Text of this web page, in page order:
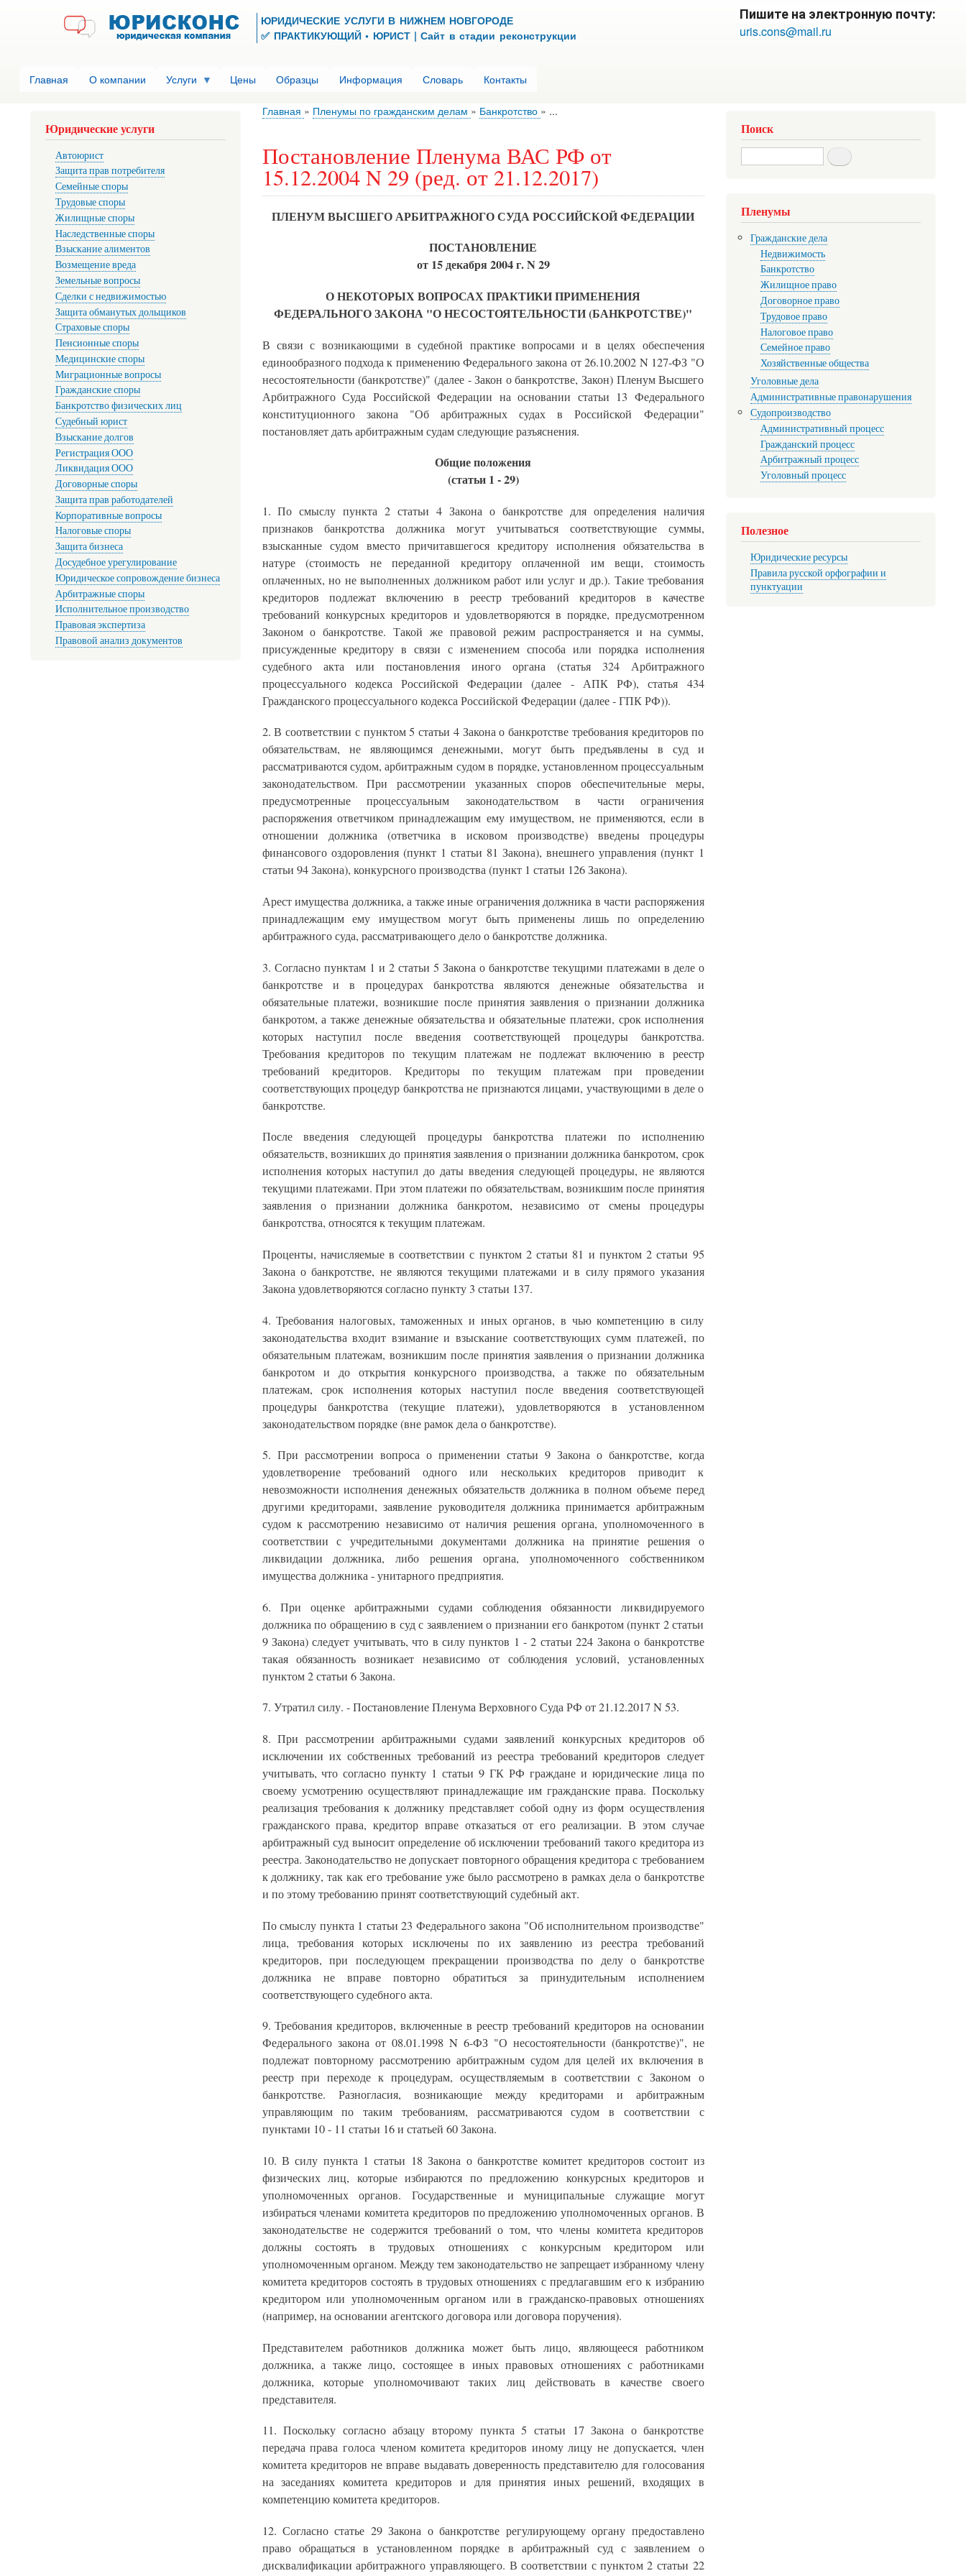
к
основному
ЮРИДИЧЕСКИЕ УСЛУГИ В НИЖНЕМ НОВГОРОДЕ
✅ ПРАКТИКУЮЩИЙ • ЮРИСТ | Сайт в стадии реконструкции
Пишите на электронную почту:
uris.cons@mail.ru
Главная О компании Услуги Цены Образцы Информация Словарь Контакты
Главная Пленумы по гражданским делам Банкротство ...
Постановление Пленума ВАС РФ от
15.12.2004 N 29 (ред. от 21.12.2017)
ПЛЕНУМ ВЫСШЕГО АРБИТРАЖНОГО СУДА РОССИЙСКОЙ ФЕДЕРАЦИИ
ПОСТАНОВЛЕНИЕ
от 15 декабря 2004 г. N 29
О НЕКОТОРЫХ ВОПРОСАХ ПРАКТИКИ ПРИМЕНЕНИЯ
ФЕДЕРАЛЬНОГО ЗАКОНА "О НЕСОСТОЯТЕЛЬНОСТИ (БАНКРОТСТВЕ)"
В связи с возникающими в судебной практике вопросами и в целях обеспечения
единообразного подхода к применению Федерального закона от 26.10.2002 N 127-ФЗ "О
несостоятельности (банкротстве)" (далее - Закон о банкротстве, Закон) Пленум Высшего
Арбитражного Суда Российской Федерации на основании статьи 13 Федерального
конституционного закона "Об арбитражных судах в Российской Федерации"
постановляет дать арбитражным судам следующие разъяснения.
Общие положения
(статьи 1 - 29)
1. По смыслу пункта 2 статьи 4 Закона о банкротстве для определения наличия
признаков банкротства должника могут учитываться соответствующие суммы,
взысканные судом вместо причитавшегося кредитору исполнения обязательства в
натуре (стоимость не переданной кредитору оплаченной им вещи, стоимость
оплаченных, но не выполненных должником работ или услуг и др.). Такие требования
кредиторов подлежат включению в реестр требований кредиторов в качестве
требований конкурсных кредиторов и удовлетворяются в порядке, предусмотренном
Законом о банкротстве. Такой же правовой режим распространяется и на суммы,
присужденные кредитору в связи с изменением способа или порядка исполнения
судебного акта или постановления иного органа (статья 324 Арбитражного
процессуального кодекса Российской Федерации (далее - АПК РФ), статья 434
Гражданского процессуального кодекса Российской Федерации (далее - ГПК РФ)).
2. В соответствии с пунктом 5 статьи 4 Закона о банкротстве требования кредиторов по
обязательствам, не являющимся денежными, могут быть предъявлены в суд и
рассматриваются судом, арбитражным судом в порядке, установленном процессуальным
законодательством. При рассмотрении указанных споров обеспечительные меры,
предусмотренные процессуальным законодательством в части ограничения
распоряжения ответчиком принадлежащим ему имуществом, не применяются, если в
отношении должника (ответчика в исковом производстве) введены процедуры
финансового оздоровления (пункт 1 статьи 81 Закона), внешнего управления (пункт 1
статьи 94 Закона), конкурсного производства (пункт 1 статьи 126 Закона).
Арест имущества должника, а также иные ограничения должника в части распоряжения
принадлежащим ему имуществом могут быть применены лишь по определению
арбитражного суда, рассматривающего дело о банкротстве должника.
3. Согласно пунктам 1 и 2 статьи 5 Закона о банкротстве текущими платежами в деле о
банкротстве и в процедурах банкротства являются денежные обязательства и
обязательные платежи, возникшие после принятия заявления о признании должника
банкротом, а также денежные обязательства и обязательные платежи, срок исполнения
которых наступил после введения соответствующей процедуры банкротства.
Требования кредиторов по текущим платежам не подлежат включению в реестр
требований кредиторов. Кредиторы по текущим платежам при проведении
соответствующих процедур банкротства не признаются лицами, участвующими в деле о
банкротстве.
После введения следующей процедуры банкротства платежи по исполнению
обязательств, возникших до принятия заявления о признании должника банкротом, срок
исполнения которых наступил до даты введения следующей процедуры, не являются
текущими платежами. При этом платежи по обязательствам, возникшим после принятия
заявления о признании должника банкротом, независимо от смены процедуры
банкротства, относятся к текущим платежам.
Проценты, начисляемые в соответствии с пунктом 2 статьи 81 и пунктом 2 статьи 95
Закона о банкротстве, не являются текущими платежами и в силу прямого указания
Закона удовлетворяются согласно пункту 3 статьи 137.
4. Требования налоговых, таможенных и иных органов, в чью компетенцию в силу
законодательства входит взимание и взыскание соответствующих сумм платежей, по
обязательным платежам, возникшим после принятия заявления о признании должника
банкротом и до открытия конкурсного производства, а также по обязательным
платежам, срок исполнения которых наступил после введения соответствующей
процедуры банкротства (текущие платежи), удовлетворяются в установленном
законодательством порядке (вне рамок дела о банкротстве).
5. При рассмотрении вопроса о применении статьи 9 Закона о банкротстве, когда
удовлетворение требований одного или нескольких кредиторов приводит к
невозможности исполнения денежных обязательств должника в полном объеме перед
другими кредиторами, заявление руководителя должника принимается арбитражным
судом к рассмотрению независимо от наличия решения органа, уполномоченного в
соответствии с учредительными документами должника на принятие решения о
ликвидации должника, либо решения органа, уполномоченного собственником
имущества должника - унитарного предприятия.
6. При оценке арбитражными судами соблюдения обязанности ликвидируемого
должника по обращению в суд с заявлением о признании его банкротом (пункт 2 статьи
9 Закона) следует учитывать, что в силу пунктов 1 - 2 статьи 224 Закона о банкротстве
такая обязанность возникает независимо от соблюдения условий, установленных
пунктом 2 статьи 6 Закона.
7. Утратил силу. - Постановление Пленума Верховного Суда РФ от 21.12.2017 N 53.
8. При рассмотрении арбитражными судами заявлений конкурсных кредиторов об
исключении их собственных требований из реестра требований кредиторов следует
учитывать, что согласно пункту 1 статьи 9 ГК РФ граждане и юридические лица по
своему усмотрению осуществляют принадлежащие им гражданские права. Поскольку
реализация требования к должнику представляет собой одну из форм осуществления
гражданского права, кредитор вправе отказаться от его реализации. В этом случае
арбитражный суд выносит определение об исключении требований такого кредитора из
реестра. Законодательство не допускает повторного обращения кредитора с требованием
к должнику, так как его требование уже было рассмотрено в рамках дела о банкротстве
и по этому требованию принят соответствующий судебный акт.
По смыслу пункта 1 статьи 23 Федерального закона "Об исполнительном производстве"
лица, требования которых исключены по их заявлению из реестра требований
кредиторов, при последующем прекращении производства по делу о банкротстве
должника не вправе повторно обратиться за принудительным исполнением
соответствующего судебного акта.
9. Требования кредиторов, включенные в реестр требований кредиторов на основании
Федерального закона от 08.01.1998 N 6-ФЗ "О несостоятельности (банкротстве)", не
подлежат повторному рассмотрению арбитражным судом для целей их включения в
реестр при переходе к процедурам, осуществляемым в соответствии с Законом о
банкротстве. Разногласия, возникающие между кредиторами и арбитражным
управляющим по таким требованиям, рассматриваются судом в соответствии с
пунктами 10 - 11 статьи 16 и статьей 60 Закона.
10. В силу пункта 1 статьи 18 Закона о банкротстве комитет кредиторов состоит из
физических лиц, которые избираются по предложению конкурсных кредиторов и
уполномоченных органов. Государственные и муниципальные служащие могут
избираться членами комитета кредиторов по предложению уполномоченных органов. В
законодательстве не содержится требований о том, что члены комитета кредиторов
должны состоять в трудовых отношениях с конкурсным кредитором или
уполномоченным органом. Между тем законодательство не запрещает избранному члену
комитета кредиторов состоять в трудовых отношениях с предлагавшим его к избранию
кредитором или уполномоченным органом или в гражданско-правовых отношениях
(например, на основании агентского договора или договора поручения).
Представителем работников должника может быть лицо, являющееся работником
должника, а также лицо, состоящее в иных правовых отношениях с работниками
должника, которые уполномочивают таких лиц действовать в качестве своего
представителя.
11. Поскольку согласно абзацу второму пункта 5 статьи 17 Закона о банкротстве
передача права голоса членом комитета кредиторов иному лицу не допускается, член
комитета кредиторов не вправе выдавать доверенность представителю для голосования
на заседаниях комитета кредиторов и для принятия иных решений, входящих в
компетенцию комитета кредиторов.
12. Согласно статье 29 Закона о банкротстве регулирующему органу предоставлено
право обращаться в установленном порядке в арбитражный суд с заявлением о
дисквалификации арбитражного управляющего. В соответствии с пунктом 2 статьи 22
Юридические услуги
Автоюрист
Защита прав потребителя
Семейные споры
Трудовые споры
Жилищные споры
Наследственные споры
Взыскание алиментов
Возмещение вреда
Земельные вопросы
Сделки с недвижимостью
Защита обманутых дольщиков
Страховые споры
Пенсионные споры
Медицинские споры
Миграционные вопросы
Гражданские споры
Банкротство физических лиц
Судебный юрист
Взыскание долгов
Регистрация ООО
Ликвидация ООО
Договорные споры
Защита прав работодателей
Корпоративные вопросы
Налоговые споры
Защита бизнеса
Досудебное урегулирование
Юридическое сопровождение бизнеса
Арбитражные споры
Исполнительное производство
Правовая экспертиза
Правовой анализ документов
Поиск
Search
Пленумы
Гражданские дела
Недвижимость
Банкротство
Жилищное право
Договорное право
Трудовое право
Налоговое право
Семейное право
Хозяйственные общества
Уголовные дела
Административные правонарушения
Судопроизводство
Административный процесс
Гражданский процесс
Арбитражный процесс
Уголовный процесс
Полезное
Юридические ресурсы
Правила русской орфографии и
пунктуации